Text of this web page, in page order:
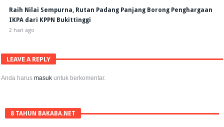
Raih Nilai Sempurna, Rutan Padang Panjang Borong Penghargaan
IKPA dari KPPN Bukittinggi
2 hari ago
LEAVE A REPLY
Anda harusmasuk untuk berkomentar.
8 TAHUN BAKABA.NET